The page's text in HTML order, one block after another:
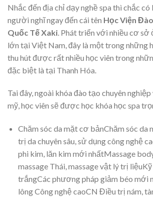
Nhắc đến địa chỉ dạy nghề spa thì chắc có
người nghĩ ngay đến cái tên Học Viện
Quốc Tế Xaki . Phát triển với nhiều cơ sở
lớn tại Việt Nam, đây là một trong những
thu hút được rất nhiều học viên trong
đặc biệt là tại Thanh Hóa.
Tai đây, ngoài khóa đào tạo chuyên
mỹ, học viên sẽ được học khóa học spa
Chăm sóc da mặt cơ bảnChăm sóc da
trị da chuyên sâu, sử dụng công nghệ
phi kim, lăn kim mới nhấtMassage
massage Thái, massage vật lý trị
trắngCác phương pháp giảm béo mới
lông Công nghệ caoCN Điều trị nám,